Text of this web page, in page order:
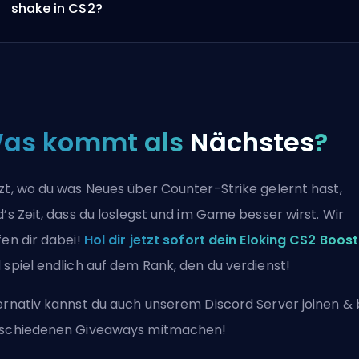
shake in CS2?
kommt als Nächstes?
wo du was Neues über Counter-Strike gelernt hast,
Zeit, dass du loslegst und im Game besser wirst. Wir
dir dabei! Hol dir jetzt sofort dein Eloking CS2
spiel endlich auf dem Rank, den du verdienst!
kannst du auch unserem Discord Server joinen &
Giveaways mitmachen!